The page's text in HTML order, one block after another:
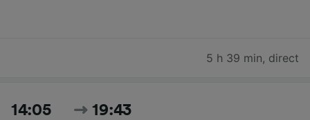
5 h 39 min, direct
14:05 19:43